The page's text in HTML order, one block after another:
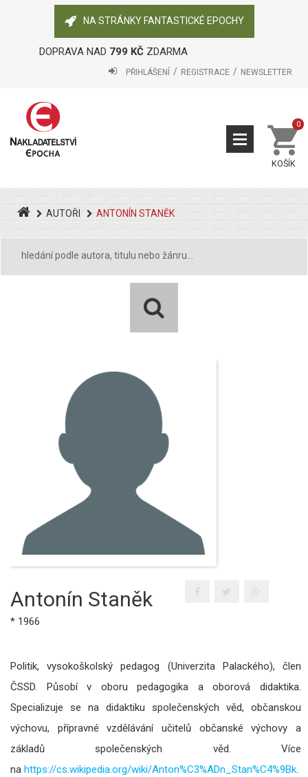
NA STRÁNKY FANTASTICKÉ EPOCHY
DOPRAVA NAD 799 KČZDARMA
PŘIHLÁŠENÍ REGISTRACE NEWSLETTER
KOŠÍK
0
AUTOŘI ANTONÍN STANĚK
Antonín Staněk
* 1966
Politik, vysokoškolský pedagog (Univerzita Palackého), člen
ČSSD. Působí v oboru pedagogika a oborová didaktika.
Specializuje se na didaktiku společenských věd, občanskou
výchovu, přípravné vzdělávání učitelů občanské výchovy a
základů společenských věd. Více
na https://cs.wikipedia.org/wiki/Anton%C3%ADn_Stan%C4%9Bk.